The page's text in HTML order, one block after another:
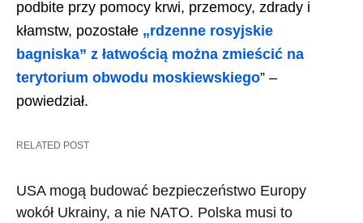
podbite przy pomocy krwi, przemocy, zdrady i
kłamstw, pozostałe „rdzenne rosyjskie
bagniska” z łatwością można zmieścić na
terytorium obwodu moskiewskiego” –
powiedział.
RELATED POST
USA mogą budować bezpieczeństwo Europy
wokół Ukrainy, a nie NATO. Polska musi to